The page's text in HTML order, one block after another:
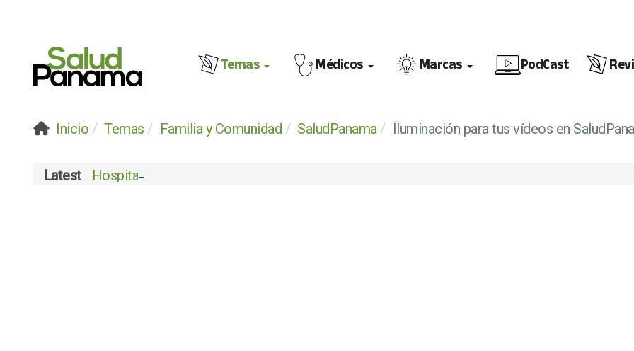
Temas Médicos Marcas PodCast
Inicio Temas Familia y Comunidad SaludPanama Iluminación para tus vídeos en
Latest Hospital Chiriquí celebra su certificación ISO 9001:2015